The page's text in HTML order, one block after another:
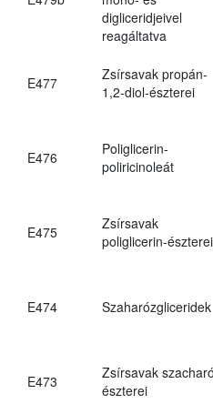
digliceridjeivel
reagáltatva
E477
Zsírsavak propán-
1,2-diol-észterei
E476
Poliglicerin-
poliricinoleát
E475
Zsírsavak
poliglicerin-észterei
E474 Szaharózgliceridek
E473
Zsírsavak
észterei